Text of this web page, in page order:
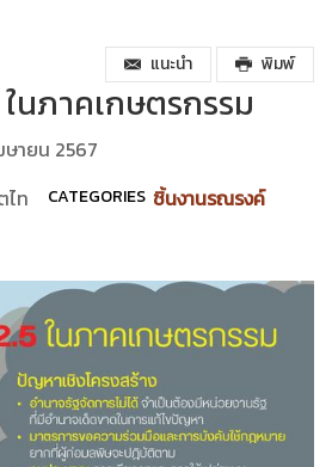
แนะนำ พิมพ์
นภาคเกษตรกรรม
ายน 2567
ไท CATEGORIES ชิ้นงานรณรงค์